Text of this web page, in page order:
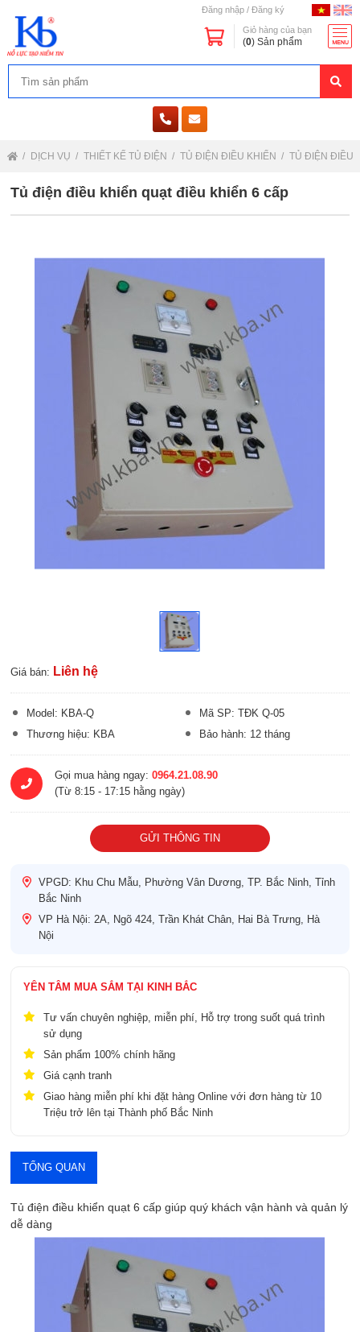
Đăng nhập / Đăng ký
Giỏ hàng của bạn
(0) Sản phẩm
DỊCH VỤ THIẾT KẾ TỦ ĐIỆN TỦ ĐIỆN ĐIỀU KHIỂN TỦ ĐIỆN ĐIỀU
Tủ điện điều khiển quạt điều khiển 6 cấp
Giá bán: Liên hệ
Model: KBA-Q
Mã SP: TĐK Q-05
Thương hiệu: KBA
Bảo hành: 12 tháng
Gọi mua hàng ngay:0964.21.08.90
(Từ 8:15 - 17:15 hằng ngày)
GỬI THÔNG TIN
VPGD: Khu Chu Mẫu, Phường Vân Dương, TP. Bắc Ninh, Tỉnh
Bắc Ninh
VP Hà Nội: 2A, Ngõ 424, Trần Khát Chân, Hai Bà Trưng, Hà
Nội
YÊN TÂM MUA SẮM TẠI KINH BẮC
Tư vấn chuyên nghiệp, miễn phí, Hỗ trợ trong suốt quá trình
sử dụng
Sản phẩm 100% chính hãng
Giá cạnh tranh
Giao hàng miễn phí khi đặt hàng Online với đơn hàng từ 10
Triệu trở lên tại Thành phố Bắc Ninh
TỔNG QUAN
Tủ điện điều khiển quạt 6 cấp giúp quý khách vận hành và quản lý
dễ dàng